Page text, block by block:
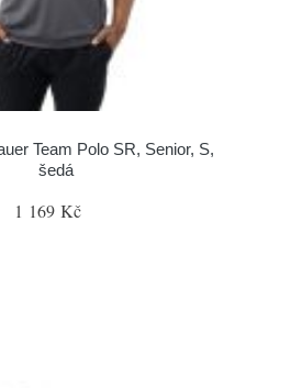
Team Polo SR, Senior, S,
šedá
1 169 Kč